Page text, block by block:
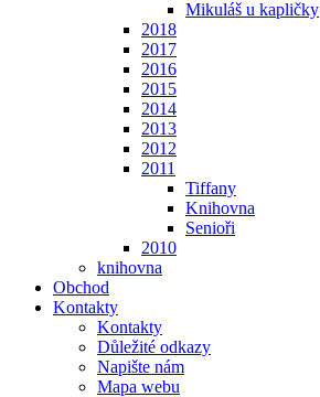
Mikuláš u kapličky
2018
2017
2016
2015
2014
2013
2012
2011
Tiffany
Knihovna
Senioři
2010
knihovna
Obchod
Kontakty
Kontakty
Důležité odkazy
Napište nám
Mapa webu